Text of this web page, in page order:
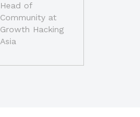
Head of
Community at
Growth Hacking
Asia